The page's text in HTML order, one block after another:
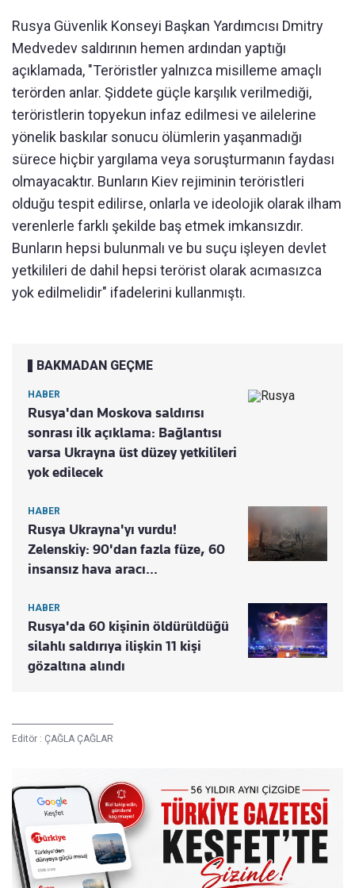
Rusya Güvenlik Konseyi Başkan Yardımcısı Dmitry
Medvedev saldırının hemen ardından yaptığı
açıklamada, "Teröristler yalnızca misilleme amaçlı
terörden anlar. Şiddete güçle karşılık verilmediği,
teröristlerin topyekun infaz edilmesi ve ailelerine
yönelik baskılar sonucu ölümlerin yaşanmadığı
sürece hiçbir yargılama veya soruşturmanın faydası
olmayacaktır. Bunların Kiev rejiminin teröristleri
olduğu tespit edilirse, onlarla ve ideolojik olarak ilham
verenlerle farklı şekilde baş etmek imkansızdır.
Bunların hepsi bulunmalı ve bu suçu işleyen devlet
yetkilileri de dahil hepsi terörist olarak acımasızca
yok edilmelidir" ifadelerini kullanmıştı.
BAKMADAN GEÇME
HABER
Rusya'dan Moskova saldırısı
sonrası ilk açıklama: Bağlantısı
varsa Ukrayna üst düzey yetkilileri
yok edilecek
HABER
Rusya Ukrayna'yı vurdu!
Zelenskiy: 90'dan fazla füze, 60
insansız hava aracı...
HABER
Rusya'da 60 kişinin öldürüldüğü
silahlı saldırıya ilişkin 11 kişi
gözaltına alındı
Editör : ÇAĞLA ÇAĞLAR